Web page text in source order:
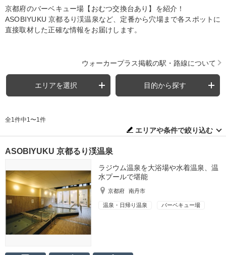
京都府のバーベキュー場【おむつ交換台あり】を紹介！
ASOBIYUKU 京都るり渓温泉など、定番から穴場まで各スポットに
直接取材した正確な情報をお届けします。
ウォーカープラス掲載の駅・路線について
エリアを選択 目的から探す
全1件中1〜1件
エリアや条件で絞り込む
ASOBIYUKU 京都るり渓温泉
ラジウム温泉を大浴場や水着温泉、温
水プールで堪能
京都府 南丹市
温泉・日帰り温泉 バーベキュー場